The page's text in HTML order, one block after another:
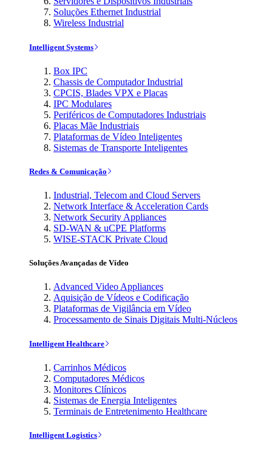
Soluções Ethernet Industrial
Wireless Industrial
Intelligent Systems
Box IPC
Chassis de Computador Industrial
CPCIS, Blades VPX e Placas
IPC Modulares
Periféricos de Computadores Industriais
Placas Mãe Industriais
Plataformas de Vídeo Inteligentes
Sistemas de Transporte Inteligentes
Redes & Comunicação
Industrial, Telecom and Cloud Servers
Network Interface & Acceleration Cards
Network Security Appliances
SD-WAN & uCPE Platforms
WISE-STACK Private Cloud
Soluções Avançadas de Vídeo
Advanced Video Appliances
Aquisição de Vídeos e Codificação
Plataformas de Vigilância em Vídeo
Processamento de Sinais Digitais Multi-Núcleos
Intelligent Healthcare
Carrinhos Médicos
Computadores Médicos
Monitores Clínicos
Sistemas de Energia Inteligentes
Terminais de Entretenimento Healthcare
Intelligent Logistics